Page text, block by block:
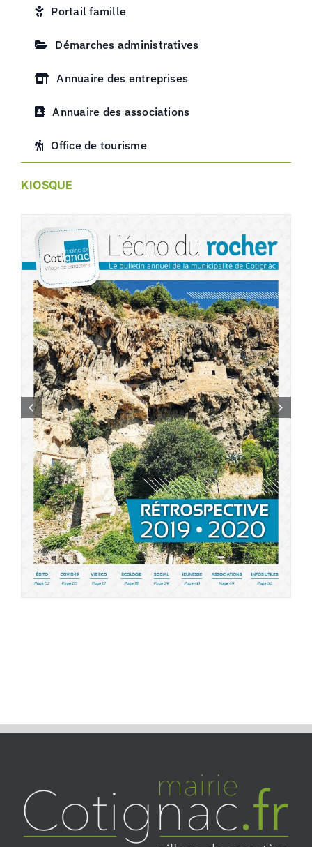
Portail famille
Démarches administratives
Annuaire des entreprises
Annuaire des associations
Office de tourisme
KIOSQUE